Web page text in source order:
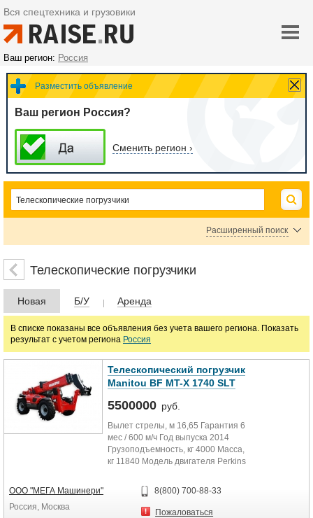
Вся спецтехника и грузовики
Ваш регион: Россия
Разместить объявление
Ваш регион Россия?
Сменить регион ›
Расширенный поиск
Цена
руб.
Марка
Телескопические погрузчики
Новая Б/У Аренда
В списке показаны все объявления без учета вашего региона. Показать
результат с учетом региона Россия
Телескопический погрузчик
Manitou BF MT-X 1740 SLT
5500000 руб.
Вылет стрелы, м 16,65 Гарантия 6
мес / 600 м/ч Год выпуска 2014
Грузоподъемность, кг 4000 Масса,
кг 11840 Модель двигателя Perkins
ООО "МЕГА Машинери"
Россия, Москва
8(800) 700-88-33
Пожаловаться